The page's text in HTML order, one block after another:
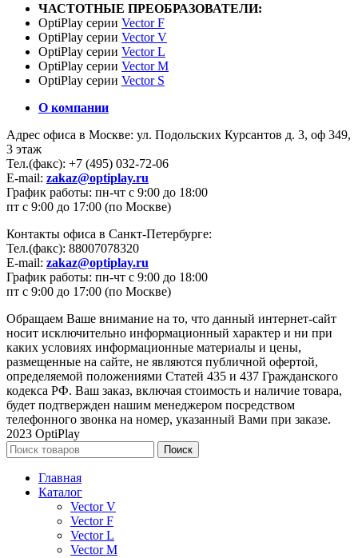
ЧАСТОТНЫЕ ПРЕОБРАЗОВАТЕЛИ:
OptiPlay серии Vector F
OptiPlay серии Vector V
OptiPlay серии Vector L
OptiPlay серии Vector M
OptiPlay серии Vector S
О компании
Адрес офиса в Москве: ул. Подольских Курсантов д. 3, оф 349,
3 этаж
Тел.(факс): +7 (495) 032-72-06
E-mail: zakaz@optiplay.ru
График работы: пн-чт с 9:00 до 18:00
пт с 9:00 до 17:00 (по Москве)
Контакты офиса в Санкт-Петербурге:
Тел.(факс): 88007078320
E-mail: zakaz@optiplay.ru
График работы: пн-чт с 9:00 до 18:00
пт с 9:00 до 17:00 (по Москве)
Обращаем Ваше внимание на то, что данный интернет-сайт
носит исключительно информационный характер и ни при
каких условиях информационные материалы и цены,
размещенные на сайте, не являются публичной офертой,
определяемой положениями Статей 435 и 437 Гражданского
кодекса РФ. Ваш заказ, включая стоимость и наличие товара,
будет подтвержден нашим менеджером посредством
телефонного звонка на номер, указанный Вами при заказе.
2023 OptiPlay
Поиск
Главная
Каталог
Vector V
Vector F
Vector L
Vector M